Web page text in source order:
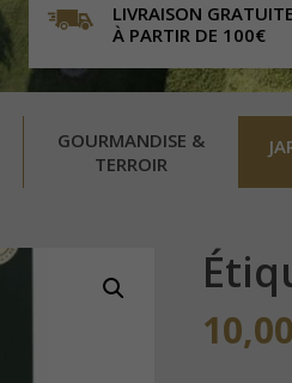
LIVRAISON GRATUITE
À PARTIR DE 100€
GOURMANDISE &
TERROIR
10,00